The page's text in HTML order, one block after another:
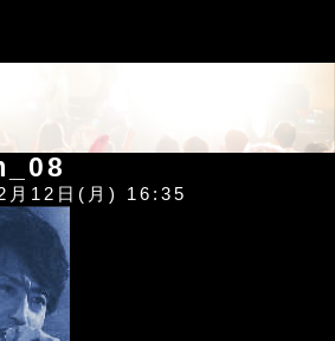
12日(月) 16:35